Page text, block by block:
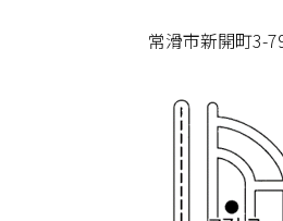
常滑市新開町